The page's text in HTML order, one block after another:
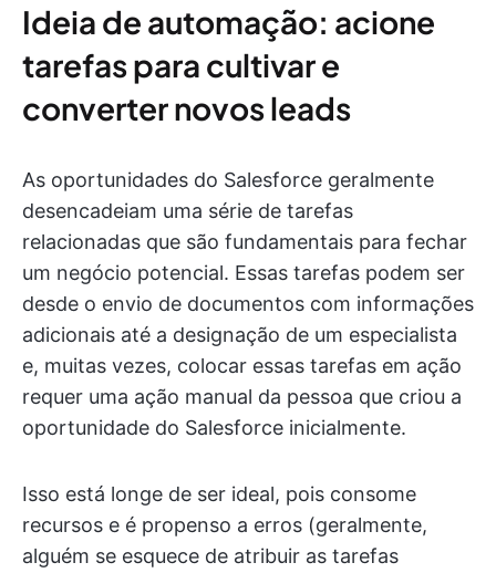
Ideia de automação: acione
tarefas para cultivar e
converter novos leads
As oportunidades do Salesforce geralmente
desencadeiam uma série de tarefas
relacionadas que são fundamentais para fechar
um negócio potencial. Essas tarefas podem ser
desde o envio de documentos com informações
adicionais até a designação de um especialista
e, muitas vezes, colocar essas tarefas em ação
requer uma ação manual da pessoa que criou a
oportunidade do Salesforce inicialmente.
Isso está longe de ser ideal, pois consome
recursos e é propenso a erros (geralmente,
alguém se esquece de atribuir as tarefas